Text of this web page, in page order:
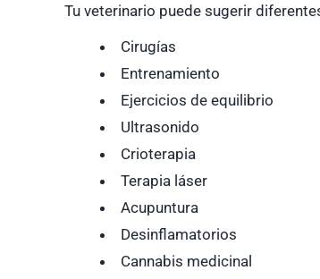
Tu veterinario puede sugerir
Cirugías
Entrenamiento
Ejercicios de equilibrio
Ultrasonido
Crioterapia
Terapia láser
Acupuntura
Desinflamatorios
Cannabis medicinal